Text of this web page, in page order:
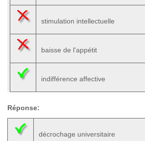
stimulation intellectuelle
baisse de l'appétit
indifférence affective
Réponse:
décrochage universitaire